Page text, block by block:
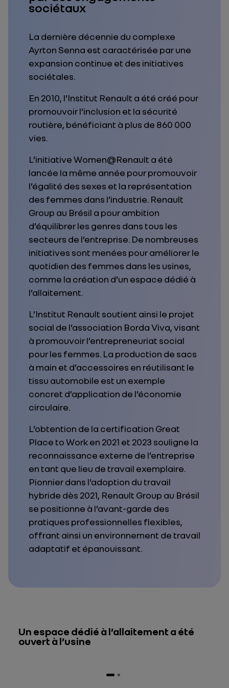
sociétaux
La dernière décennie du complexe
Ayrton Senna est caractérisée par une
expansion continue et des initiatives
sociétales.
En 2010, l’Institut Renault a été créé pour
promouvoir l’inclusion et la sécurité
routière, bénéficiant à plus de 860 000
vies.
L’initiative Women@Renault a été
lancée la même année pour promouvoir
l’égalité des sexes et la représentation
des femmes dans l’industrie. Renault
Group au Brésil a pour ambition
d’équilibrer les genres dans tous les
secteurs de l’entreprise. De nombreuses
initiatives sont menées pour améliorer le
quotidien des femmes dans les usines,
comme la création d’un espace dédié à
l’allaitement.
L’Institut Renault soutient ainsi le projet
social de l’association Borda Viva, visant
à promouvoir l’entrepreneuriat social
pour les femmes. La production de sacs
à main et d’accessoires en réutilisant le
tissu automobile est un exemple
concret d’application de l’économie
circulaire.
L’obtention de la certification Great
Place to Work en 2021 et 2023 souligne la
reconnaissance externe de l’entreprise
en tant que lieu de travail exemplaire.
Pionnier dans l’adoption du travail
hybride dès 2021, Renault Group au Brésil
se positionne à l’avant-garde des
pratiques professionnelles flexibles,
offrant ainsi un environnement de travail
adaptatif et épanouissant.
Un espace dédié à l’allaitement a été
ouvert à l’usine